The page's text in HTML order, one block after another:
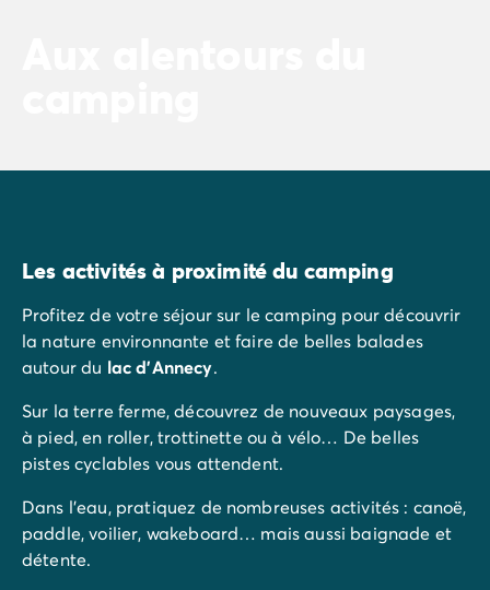
Les activités à proximité du camping
Profitez de votre séjour sur le camping pour découvrir
la nature environnante et faire de belles balades
autour du lac d’Annecy.
Sur la terre ferme, découvrez de nouveaux paysages,
à pied, en roller, trottinette ou à vélo… De belles
pistes cyclables vous attendent.
Dans l’eau, pratiquez de nombreuses activités : canoë,
paddle, voilier, wakeboard… mais aussi baignade et
détente.